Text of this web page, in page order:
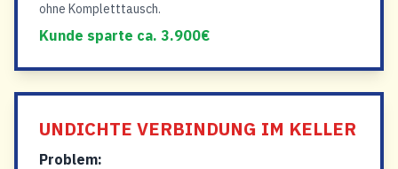
ohne Kompletttausch.
Kunde sparte ca. 3.900€
UNDICHTE VERBINDUNG IM KELLER
Problem: